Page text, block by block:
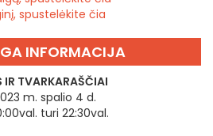
spustelėkite čia
INFORMACIJA
IR TVARKARAŠČIAI
m. spalio 4 d.
turi 22:30val.